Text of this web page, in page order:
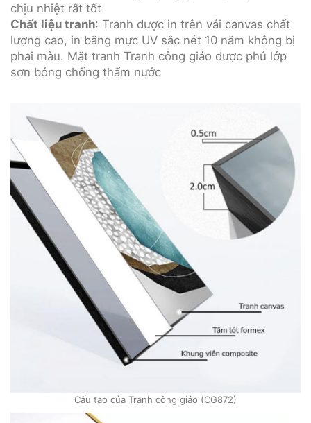
chịu nhiệt rất tốt
Chất liệu tranh: Tranh được in trên vải canvas chất
lượng cao, in bằng mực UV sắc nét 10 năm không bị
phai màu. Mặt tranh Tranh công giáo được phủ lớp
sơn bóng chống thấm nước
Cấu tạo của Tranh công giáo (CG872)